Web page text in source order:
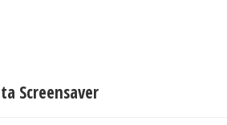
Screensaver